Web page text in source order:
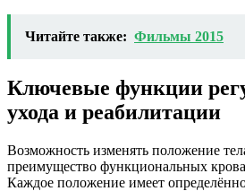
Читайте также: Фильмы 2015
Ключевые функции
ухода и реабилитации
Возможность изменять положение
преимущество функциональных
Каждое положение имеет